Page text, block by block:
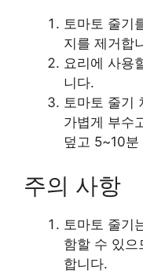
토마토 줄기
지를 제거합
요리에 사용
니다.
토마토 줄기
가볍게 부수
덮고 5~10
주의 사항
토마토 줄기
함할 수 있으
합니다.